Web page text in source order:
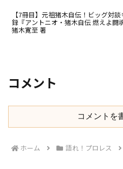
【7冊目】元祖猪木自伝！ビッグ対談
録『アントニオ・猪木自伝 燃えよ闘
猪木寛至 著
コメント
コメントを
ホーム 語れ！プロレス